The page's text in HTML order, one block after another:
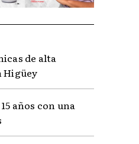
de alta
Higüey
años con una